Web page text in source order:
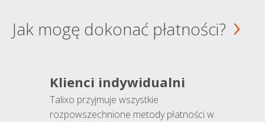
Jak mogę dokonać płatności?
Klienci indywidualni
Talixo przyjmuje wszystkie
rozpowszechnione metody płatności w